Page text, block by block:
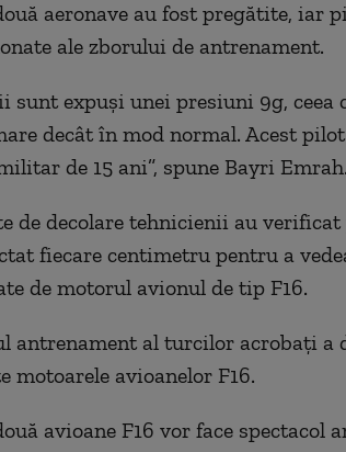
aeronave au fost pregătite,
ale zborului de antrenament.
sunt expuşi unei presiuni 9g, ceea
decât în mod normal. Acest
de 15 ani”, spune Bayri Emrah.
de decolare tehnicienii au
fiecare centimetru pentru a
de motorul avionul de tip F16.
antrenament al turcilor acrobaţi a
motoarele avioanelor F16.
avioane F16 vor face spectacol